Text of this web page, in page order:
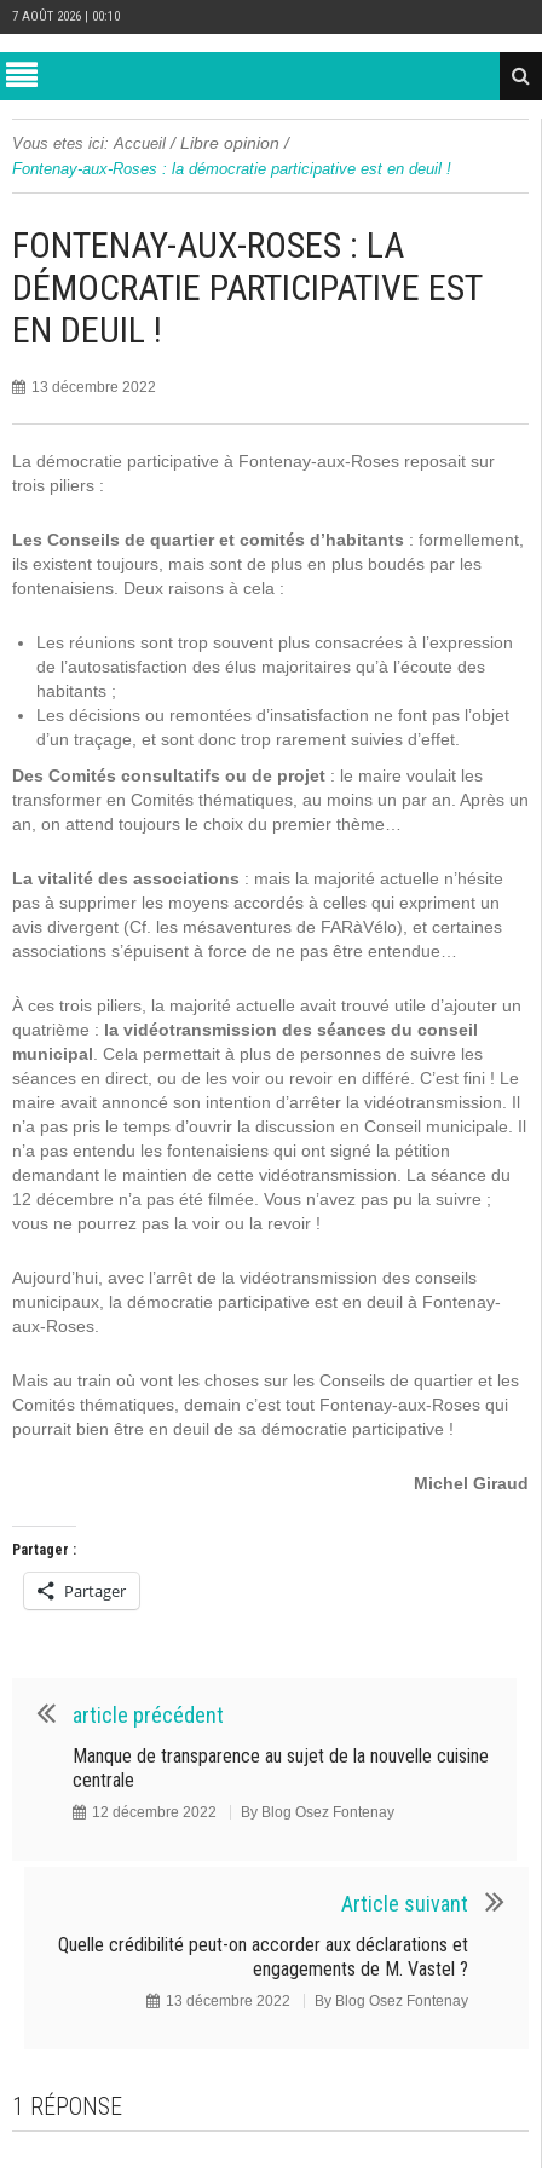
7 AOÛT 2026 | 00:10
Vous etes ici: Accueil /Libre opinion /
Fontenay-aux-Roses : la démocratie participative est en deuil !
FONTENAY-AUX-ROSES : LA
DÉMOCRATIE PARTICIPATIVE EST
EN DEUIL !
13 décembre 2022
La démocratie participative à Fontenay-aux-Roses reposait sur
trois piliers :
Les Conseils de quartier et comités d’habitants : formellement,
ils existent toujours, mais sont de plus en plus boudés par les
fontenaisiens. Deux raisons à cela :
Les réunions sont trop souvent plus consacrées à l’expression
de l’autosatisfaction des élus majoritaires qu’à l’écoute des
habitants ;
Les décisions ou remontées d’insatisfaction ne font pas l’objet
d’un traçage, et sont donc trop rarement suivies d’effet.
Des Comités consultatifs ou de projet : le maire voulait les
transformer en Comités thématiques, au moins un par an. Après un
an, on attend toujours le choix du premier thème…
La vitalité des associations : mais la majorité actuelle n’hésite
pas à supprimer les moyens accordés à celles qui expriment un
avis divergent (Cf. les mésaventures de FARàVélo), et certaines
associations s’épuisent à force de ne pas être entendue…
À ces trois piliers, la majorité actuelle avait trouvé utile d’ajouter un
quatrième : la vidéotransmission des séances du conseil
municipal . Cela permettait à plus de personnes de suivre les
séances en direct, ou de les voir ou revoir en différé. C’est fini ! Le
maire avait annoncé son intention d’arrêter la vidéotransmission. Il
n’a pas pris le temps d’ouvrir la discussion en Conseil municipale. Il
n’a pas entendu les fontenaisiens qui ont signé la pétition
demandant le maintien de cette vidéotransmission. La séance du
12 décembre n’a pas été filmée. Vous n’avez pas pu la suivre ;
vous ne pourrez pas la voir ou la revoir !
Aujourd’hui, avec l’arrêt de la vidéotransmission des conseils
municipaux, la démocratie participative est en deuil à Fontenay-
aux-Roses.
Mais au train où vont les choses sur les Conseils de quartier et les
Comités thématiques, demain c’est tout Fontenay-aux-Roses qui
pourrait bien être en deuil de sa démocratie participative !
Michel Giraud
Partager :
Partager
article précédent
Manque de transparence au sujet de la nouvelle cuisine
centrale
12 décembre 2022 By Blog Osez Fontenay
Article suivant
Quelle crédibilité peut-on accorder aux déclarations et
engagements de M. Vastel ?
13 décembre 2022 By Blog Osez Fontenay
1 RÉPONSE